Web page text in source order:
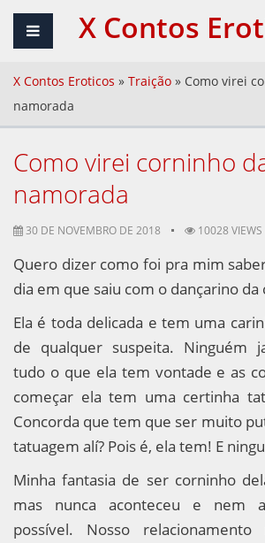
X Contos
X Contos Eroticos » Traição » Como virei
namorada
Como virei corninho
namorada
30 DE NOVEMBRO DE 2018 10028 VIEWS
Quero dizer como foi pra mim
dia em que saiu com o dançarino da
Ela é toda delicada e tem uma
de qualquer suspeita. Ninguém
tudo o que ela tem vontade e as
começar ela tem uma certinha
Concorda que tem que ser muito
tatuagem alí? Pois é, ela tem! E
Minha fantasia de ser corninho
mas nunca aconteceu e nem
possível. Nosso